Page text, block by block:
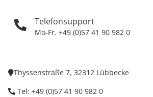
Telefonsupport
Mo-Fr. +49 (0)57 41 90 982 0
Thyssenstraße 7, 32312 Lübbecke
Tel: +49 (0)57 41 90 982 0